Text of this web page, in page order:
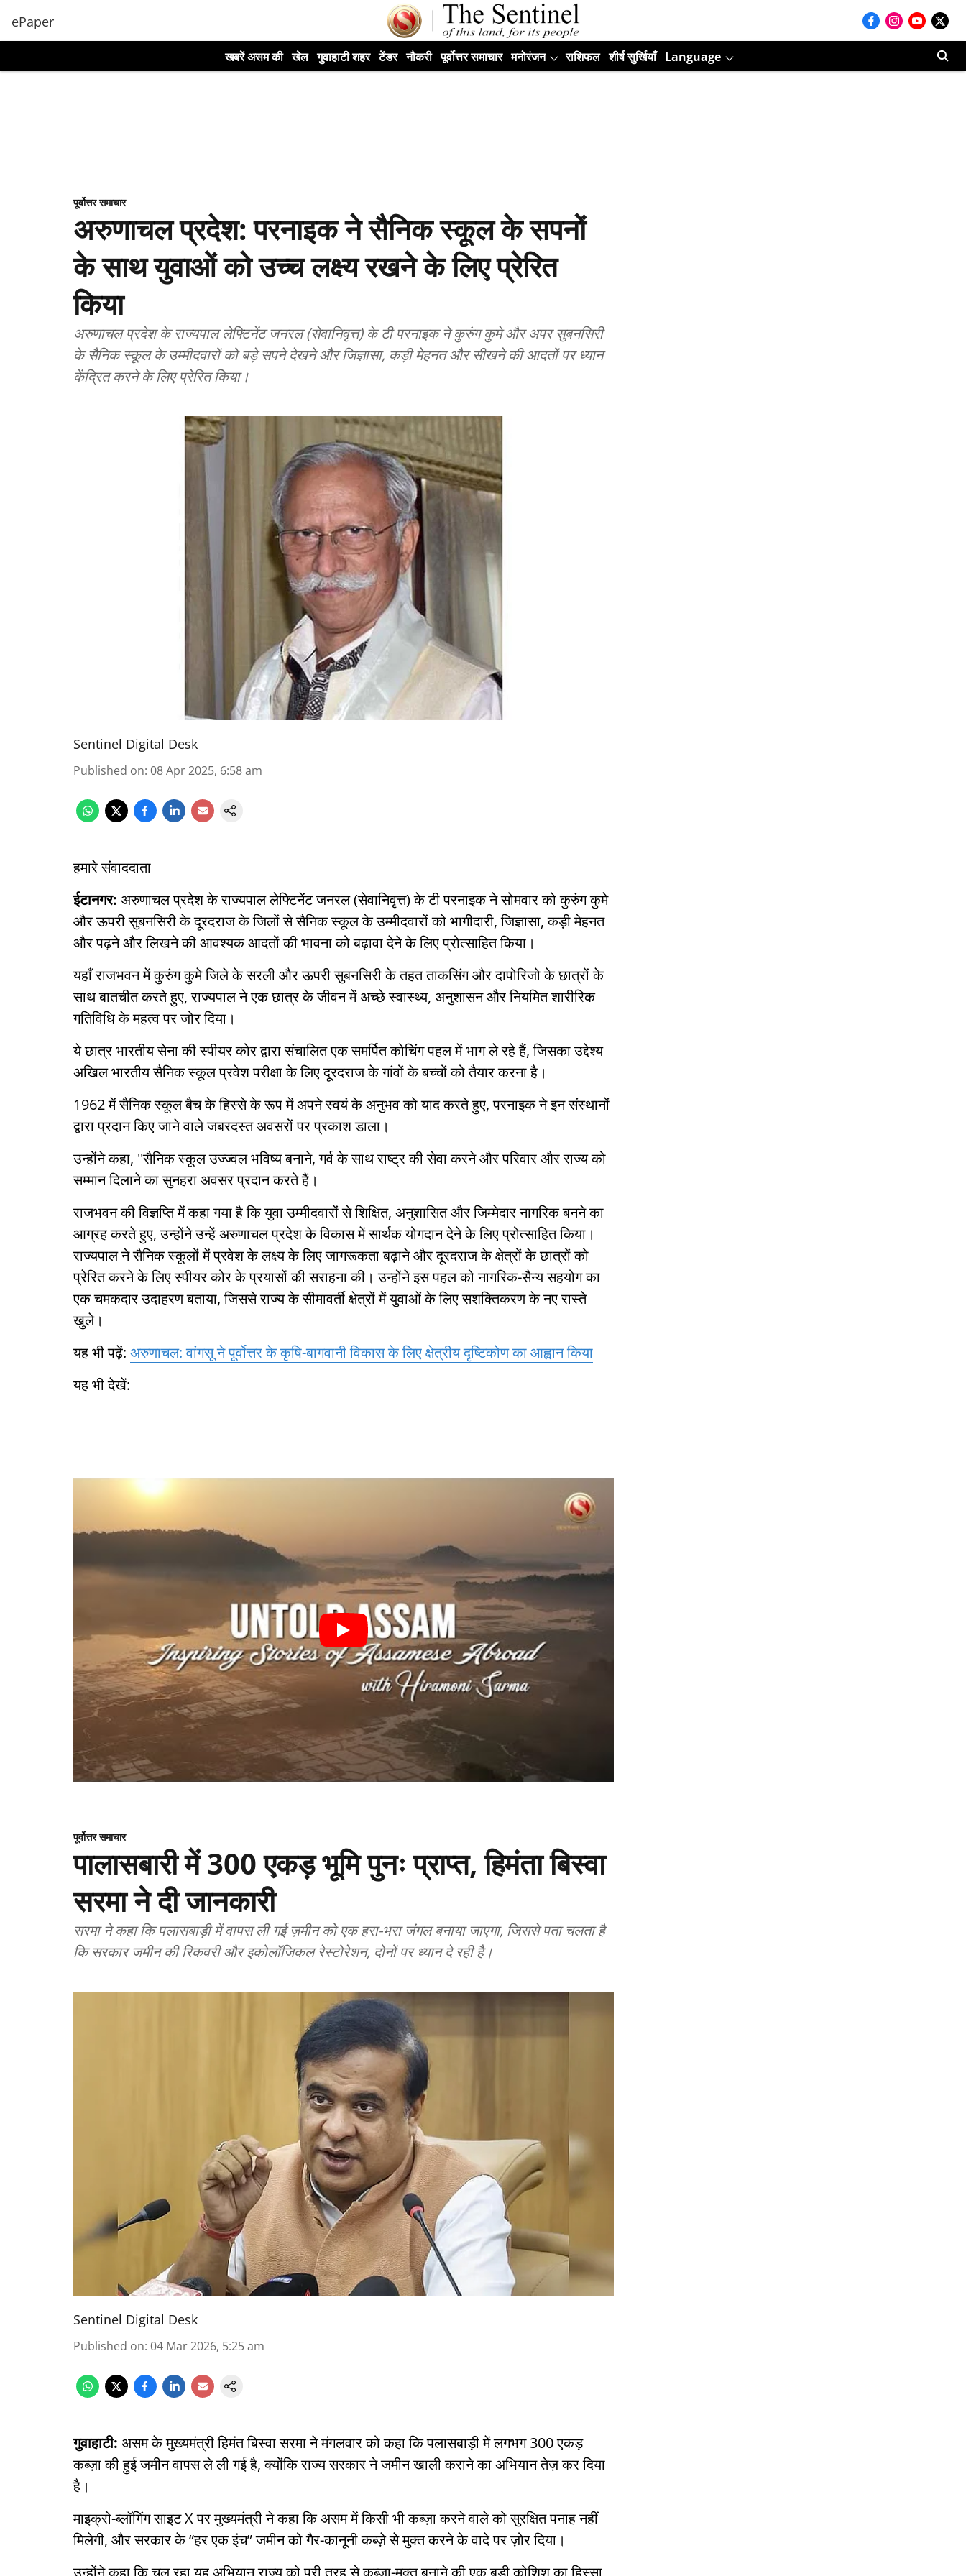
ePaper
खबरें असम की खेल गुवाहाटी शहर टेंडर नौकरी पूर्वोत्तर समाचार मनोरंजन राशिफल शीर्ष सुर्खियाँ Language
पूर्वोत्तर समाचार
अरुणाचल प्रदेश: परनाइक ने सैनिक स्कूल के सपनों
के साथ युवाओं को उच्च लक्ष्य रखने के लिए प्रेरित
किया
अरुणाचल प्रदेश के राज्यपाल लेफ्टिनेंट जनरल (सेवानिवृत्त) के टी परनाइक ने कुरुंग कुमे और अपर सुबनसिरी
के सैनिक स्कूल के उम्मीदवारों को बड़े सपने देखने और जिज्ञासा, कड़ी मेहनत और सीखने की आदतों पर ध्यान
केंद्रित करने के लिए प्रेरित किया।
Sentinel Digital Desk
Published on: 08 Apr 2025, 6:58 am
हमारे संवाददाता
ईटानगर: अरुणाचल प्रदेश के राज्यपाल लेफ्टिनेंट जनरल (सेवानिवृत्त) के टी परनाइक ने सोमवार को कुरुंग कुमे
और ऊपरी सुबनसिरी के दूरदराज के जिलों से सैनिक स्कूल के उम्मीदवारों को भागीदारी, जिज्ञासा, कड़ी मेहनत
और पढ़ने और लिखने की आवश्यक आदतों की भावना को बढ़ावा देने के लिए प्रोत्साहित किया।
यहाँ राजभवन में कुरुंग कुमे जिले के सरली और ऊपरी सुबनसिरी के तहत ताकसिंग और दापोरिजो के छात्रों के
साथ बातचीत करते हुए, राज्यपाल ने एक छात्र के जीवन में अच्छे स्वास्थ्य, अनुशासन और नियमित शारीरिक
गतिविधि के महत्व पर जोर दिया।
ये छात्र भारतीय सेना की स्पीयर कोर द्वारा संचालित एक समर्पित कोचिंग पहल में भाग ले रहे हैं, जिसका उद्देश्य
अखिल भारतीय सैनिक स्कूल प्रवेश परीक्षा के लिए दूरदराज के गांवों के बच्चों को तैयार करना है।
1962 में सैनिक स्कूल बैच के हिस्से के रूप में अपने स्वयं के अनुभव को याद करते हुए, परनाइक ने इन संस्थानों
द्वारा प्रदान किए जाने वाले जबरदस्त अवसरों पर प्रकाश डाला।
उन्होंने कहा, ''सैनिक स्कूल उज्ज्वल भविष्य बनाने, गर्व के साथ राष्ट्र की सेवा करने और परिवार और राज्य को
सम्मान दिलाने का सुनहरा अवसर प्रदान करते हैं।
राजभवन की विज्ञप्ति में कहा गया है कि युवा उम्मीदवारों से शिक्षित, अनुशासित और जिम्मेदार नागरिक बनने का
आग्रह करते हुए, उन्होंने उन्हें अरुणाचल प्रदेश के विकास में सार्थक योगदान देने के लिए प्रोत्साहित किया।
राज्यपाल ने सैनिक स्कूलों में प्रवेश के लक्ष्य के लिए जागरूकता बढ़ाने और दूरदराज के क्षेत्रों के छात्रों को
प्रेरित करने के लिए स्पीयर कोर के प्रयासों की सराहना की। उन्होंने इस पहल को नागरिक-सैन्य सहयोग का
एक चमकदार उदाहरण बताया, जिससे राज्य के सीमावर्ती क्षेत्रों में युवाओं के लिए सशक्तिकरण के नए रास्ते
खुले।
यह भी पढ़ें: अरुणाचल: वांगसू ने पूर्वोत्तर के कृषि-बागवानी विकास के लिए क्षेत्रीय दृष्टिकोण का आह्वान किया
यह भी देखें:
पूर्वोत्तर समाचार
पालासबारी में 300 एकड़ भूमि पुनः प्राप्त, हिमंता बिस्वा
सरमा ने दी जानकारी
सरमा ने कहा कि पलासबाड़ी में वापस ली गई ज़मीन को एक हरा-भरा जंगल बनाया जाएगा, जिससे पता चलता है
कि सरकार जमीन की रिकवरी और इकोलॉजिकल रेस्टोरेशन, दोनों पर ध्यान दे रही है।
Sentinel Digital Desk
Published on: 04 Mar 2026, 5:25 am
गुवाहाटी: असम के मुख्यमंत्री हिमंत बिस्वा सरमा ने मंगलवार को कहा कि पलासबाड़ी में लगभग 300 एकड़
कब्ज़ा की हुई जमीन वापस ले ली गई है, क्योंकि राज्य सरकार ने जमीन खाली कराने का अभियान तेज़ कर दिया
है।
माइक्रो-ब्लॉगिंग साइट X पर मुख्यमंत्री ने कहा कि असम में किसी भी कब्ज़ा करने वाले को सुरक्षित पनाह नहीं
मिलेगी, और सरकार के “हर एक इंच” जमीन को गैर-कानूनी कब्ज़े से मुक्त करने के वादे पर ज़ोर दिया।
उन्होंने कहा कि चल रहा यह अभियान राज्य को पूरी तरह से कब्ज़ा-मुक्त बनाने की एक बड़ी कोशिश का हिस्सा